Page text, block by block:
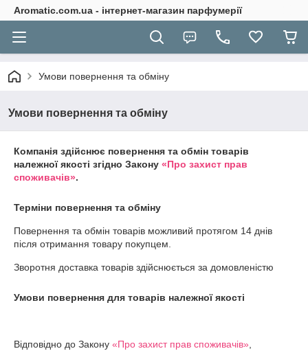
Aromatic.com.ua - інтернет-магазин парфумерії
Умови повернення та обміну
Умови повернення та обміну
Компанія здійснює повернення та обмін товарів
належної якості згідно Закону «Про захист прав
споживачів».
Терміни повернення та обміну
Повернення та обмін товарів можливий протягом 14 днів
після отримання товару покупцем.
Зворотня доставка товарів здійснюється за домовленістю
Умови повернення для товарів належної якості
Відповідно до Закону «Про захист прав споживачів»